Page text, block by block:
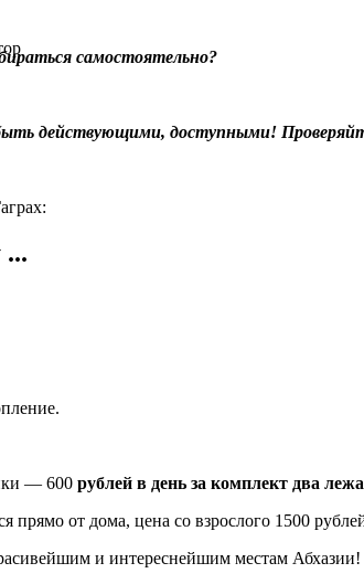
...
самостоятельно?
действующими, доступными!
— 600 рублей в день за комплект два
от дома, цена со взрослого 1500
и интереснейшим местам Абхазии!